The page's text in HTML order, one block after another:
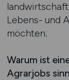
Lebens- und
möchten.
Warum ist
Agrarjobs